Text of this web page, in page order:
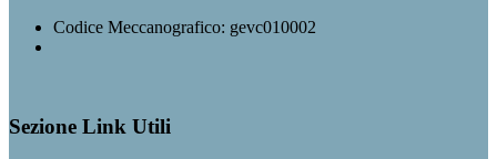
Codice Meccanografico: gevc010002
Sezione Link Utili